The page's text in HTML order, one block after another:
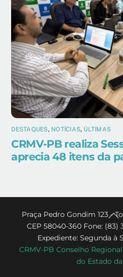
DESTAQUES, NOTÍCIAS, ÚLTIMAS
CRMV-PB realiza
aprecia 48 itens da
To
Praça Pedro Gondim 123 -
CEP 58040-360 Fone: (83)
Expediente: Segunda à
CRMV-PB Conselho
do Estado